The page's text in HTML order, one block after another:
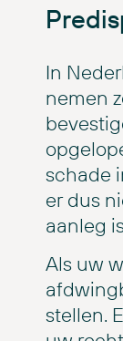
In
nemen
schade
er dus
aanleg
Als uw
stellen.